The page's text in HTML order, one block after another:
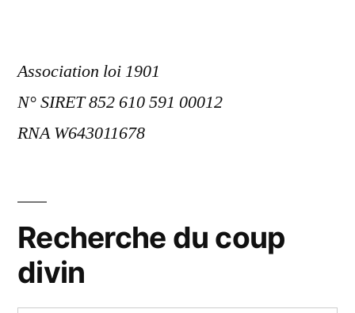
Association loi 1901
N° SIRET 852 610 591 00012
RNA W643011678
Recherche du coup
divin